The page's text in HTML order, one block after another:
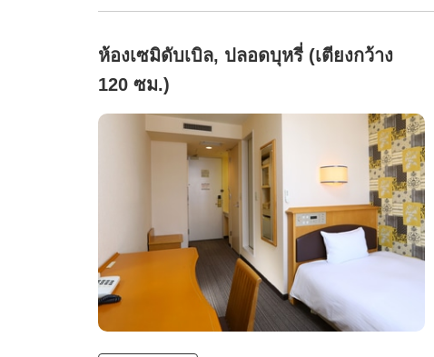
ห้องเซมิดับเบิล, ปลอดบุหรี่ (เตียงกว้าง
120 ซม.)